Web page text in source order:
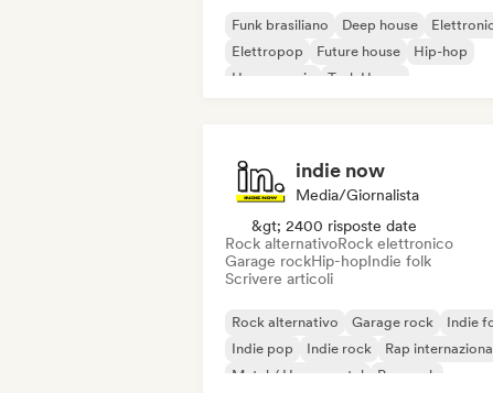
Funk brasiliano Deep house
Elettropop
Future house
Hip-hop
House music
Tech House
indie now
Media/Giornalista
&gt; 2400 risposte date
Rock alternativoRock elettronico
Garage rockHip-hopIndie folk
Scrivere articoli
Rock alternativo Garage rock
Indie
Indie pop
Indie rock
Rap
Metal / Heavy metal
Pop rock